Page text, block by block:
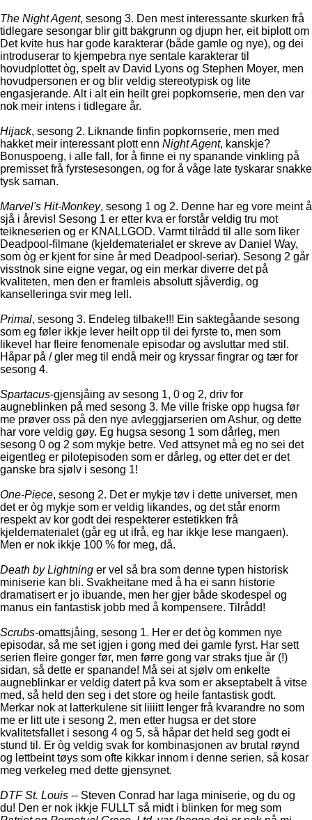
The Night Agent, sesong 3. Den mest interessante skurken frå
tidlegare sesongar blir gitt bakgrunn og djupn her, eit biplott om
Det kvite hus har gode karakterar (både gamle og nye), og dei
introduserar to kjempebra nye sentale karakterar til
hovudplottet òg, spelt av David Lyons og Stephen Moyer, men
hovudpersonen er og blir veldig stereotypisk og lite
engasjerande. Alt i alt ein heilt grei popkornserie, men den var
nok meir intens i tidlegare år.
Hijack, sesong 2. Liknande finfin popkornserie, men med
hakket meir interessant plott enn Night Agent, kanskje?
Bonuspoeng, i alle fall, for å finne ei ny spanande vinkling på
premisset frå fyrstesesongen, og for å våge late tyskarar snakke
tysk saman.
Marvel's Hit-Monkey, sesong 1 og 2. Denne har eg vore meint å
sjå i årevis! Sesong 1 er etter kva er forstår veldig tru mot
teikneserien og er KNALLGOD. Varmt tilrådd til alle som liker
Deadpool-filmane (kjeldematerialet er skreve av Daniel Way,
som òg er kjent for sine år med Deadpool-seriar). Sesong 2 går
visstnok sine eigne vegar, og ein merkar diverre det på
kvaliteten, men den er framleis absolutt sjåverdig, og
kanselleringa svir meg lell.
Primal, sesong 3. Endeleg tilbake!!! Ein saktegåande sesong
som eg føler ikkje lever heilt opp til dei fyrste to, men som
likevel har fleire fenomenale episodar og avsluttar med stil.
Håpar på / gler meg til endå meir og kryssar fingrar og tær for
sesong 4.
Spartacus-gjensjåing av sesong 1, 0 og 2, driv for
augneblinken på med sesong 3. Me ville friske opp hugsa før
me prøver oss på den nye avleggjarserien om Ashur, og dette
har vore veldig gøy. Eg hugsa sesong 1 som dårleg, men
sesong 0 og 2 som mykje betre. Ved attsynet må eg no sei det
eigentleg er pilotepisoden som er dårleg, og etter det er det
ganske bra sjølv i sesong 1!
One-Piece, sesong 2. Det er mykje tøv i dette universet, men
det er òg mykje som er veldig likandes, og det står enorm
respekt av kor godt dei respekterer estetikken frå
kjeldematerialet (går eg ut ifrå, eg har ikkje lese mangaen).
Men er nok ikkje 100 % for meg, då.
Death by Lightning er vel så bra som denne typen historisk
miniserie kan bli. Svakheitane med å ha ei sann historie
dramatisert er jo ibuande, men her gjer både skodespel og
manus ein fantastisk jobb med å kompensere. Tilrådd!
Scrubs-omattsjåing, sesong 1. Her er det òg kommen nye
episodar, så me set igjen i gong med dei gamle fyrst. Har sett
serien fleire gonger før, men førre gong var straks tjue år (!)
sidan, så dette er spanande! Må sei at sjølv om enkelte
augneblinkar er veldig datert på kva som er akseptabelt å vitse
med, så held den seg i det store og heile fantastisk godt.
Merkar nok at latterkulene sit liiiitt lenger frå kvarandre no som
me er litt ute i sesong 2, men etter hugsa er det store
kvalitetsfallet i sesong 4 og 5, så håpar det held seg godt ei
stund til. Er òg veldig svak for kombinasjonen av brutal røynd
og lettbeint tøys som ofte kikkar innom i denne serien, så kosar
meg verkeleg med dette gjensynet.
DTF St. Louis -- Steven Conrad har laga miniserie, og du og
du! Den er nok ikkje FULLT så midt i blinken for meg som